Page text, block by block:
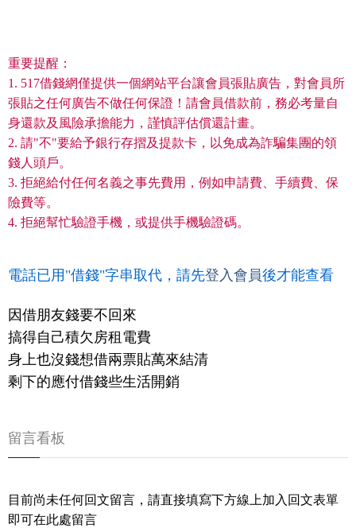
重要提醒：
1. 517借錢網僅提供一個網站平台讓會員張貼廣告，對會員所
張貼之任何廣告不做任何保證！請會員借款前，務必考量自
身還款及風險承擔能力，謹慎評估償還計畫。
2. 請"不"要給予銀行存摺及提款卡，以免成為詐騙集團的領
錢人頭戶。
3. 拒絕給付任何名義之事先費用，例如申請費、手續費、保
險費等。
4. 拒絕幫忙驗證手機，或提供手機驗證碼。
電話已用"借錢"字串取代，請先登入會員後才能查看
因借朋友錢要不回來
搞得自己積欠房租電費
身上也沒錢想借兩票貼萬來結清
剩下的應付借錢些生活開銷
留言看板
目前尚未任何回文留言，請直接填寫下方線上加入回文表單
即可在此處留言